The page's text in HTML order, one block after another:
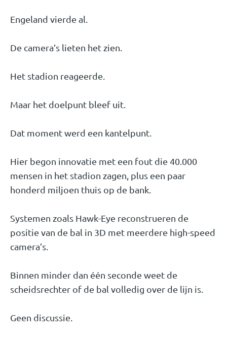
Engeland vierde al.
De camera’s lieten het zien.
Het stadion reageerde.
Maar het doelpunt bleef uit.
Dat moment werd een kantelpunt.
Hier begon innovatie met een fout die 40.000
mensen in het stadion zagen, plus een paar
honderd miljoen thuis op de bank.
Systemen zoals Hawk-Eye reconstrueren de
positie van de bal in 3D met meerdere high-speed
camera’s.
Binnen minder dan één seconde weet de
scheidsrechter of de bal volledig over de lijn is.
Geen discussie.